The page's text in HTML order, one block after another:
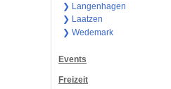
❯ Langenhagen
❯ Laatzen
❯ Wedemark
Events
Freizeit